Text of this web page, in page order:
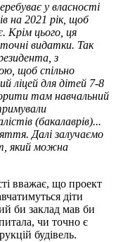
у власності
на 2021 рік, щоб
Крім цього, ця
видатки. Так
з
щоб спільно
ліцей для дітей 7-8
там навчальний
(бакалаврів)...
Далі залучаємо
який можна
вважає, що проект
діти
би заклад мав би
чи точно є
будівель.